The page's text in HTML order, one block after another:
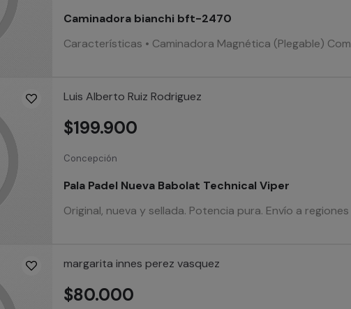
Caminadora bianchi bft-2470
Características • Caminadora Magnética (Plegable)
Luis Alberto Ruiz Rodriguez
Concepción
Pala Padel Nueva Babolat Technical Viper
Original, nueva y sellada. Potencia pura. Envío a
$199.900
margarita innes perez vasquez
$80.000